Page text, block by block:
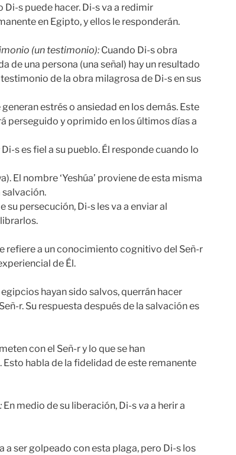
Di-s puede hacer. Di-s va a redimir
en Egipto, y ellos le responderán.
(un testimonio): Cuando Di-s obra
de una persona (una señal) hay un resultado
de la obra milagrosa de Di-s en sus
estrés o ansiedad en los demás. Este
perseguido y oprimido en los últimos días a
Di-s es fiel a su pueblo. Él responde cuando lo
salvación.
su persecución, Di-s les va a enviar al
refiere a un conocimiento cognitivo del Señ-r
de Él.
hayan sido salvos, querrán hacer
r. Su respuesta después de la salvación es
con el Señ-r y lo que se han
habla de la fidelidad de este remanente
: En medio de su liberación, Di-s va a herir a
a ser golpeado con esta plaga, pero Di-s los